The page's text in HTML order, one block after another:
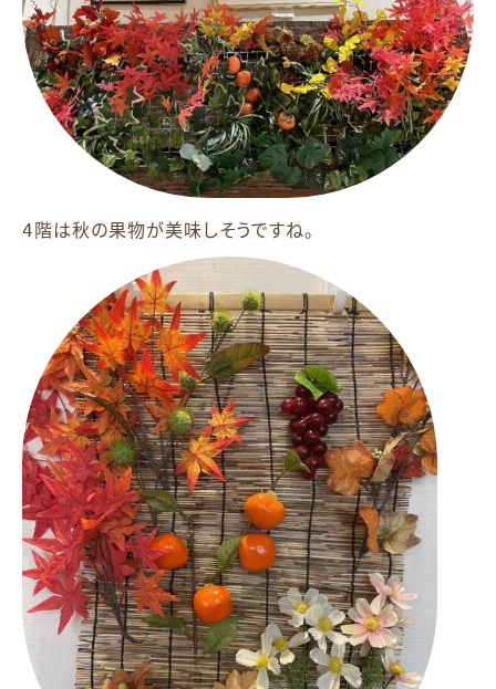
4階は秋の果物が美味しそうですね。